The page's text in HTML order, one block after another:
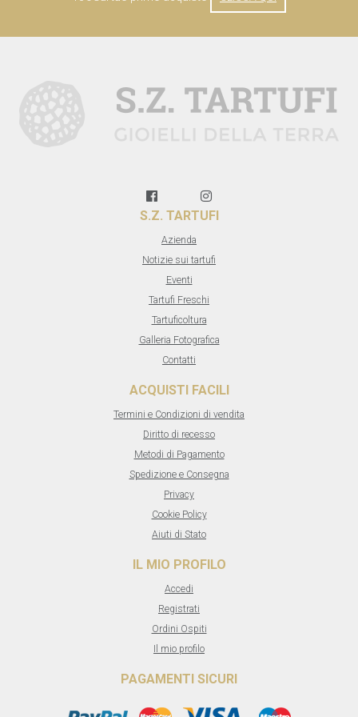
S.Z. TARTUFI
Azienda
Notizie sui tartufi
Eventi
Tartufi Freschi
Tartuficoltura
Galleria Fotografica
Contatti
ACQUISTI FACILI
Termini e Condizioni di vendita
Diritto di recesso
Metodi di Pagamento
Spedizione e Consegna
Privacy
Cookie Policy
Aiuti di Stato
IL MIO PROFILO
Accedi
Registrati
Ordini Ospiti
Il mio profilo
PAGAMENTI SICURI